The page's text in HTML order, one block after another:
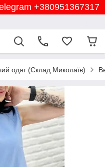
+380951367317
одяг (Склад Миколаїв)